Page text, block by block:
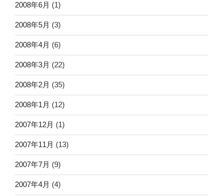
2008年6月 (1)
2008年5月 (3)
2008年4月 (6)
2008年3月 (22)
2008年2月 (35)
2008年1月 (12)
2007年12月 (1)
2007年11月 (13)
2007年7月 (9)
2007年4月 (4)